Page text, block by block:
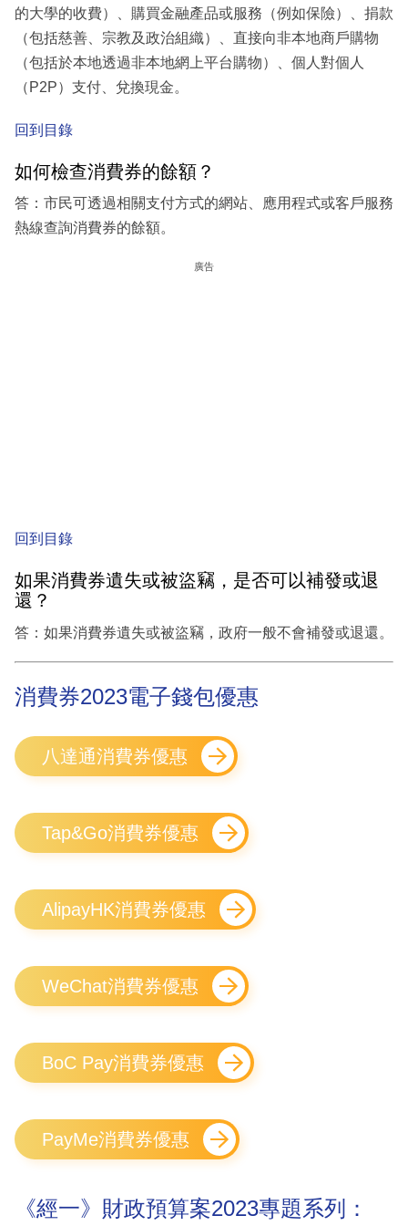
的大學的收費）、購買金融產品或服務（例如保險）、捐款
（包括慈善、宗教及政治組織）、直接向非本地商戶購物
（包括於本地透過非本地網上平台購物）、個人對個人
（P2P）支付、兌換現金。
回到目錄
如何檢查消費券的餘額？
答：市民可透過相關支付方式的網站、應用程式或客戶服務
熱線查詢消費券的餘額。
廣告
回到目錄
如果消費券遺失或被盜竊，是否可以補發或退
還？
答：如果消費券遺失或被盜竊，政府一般不會補發或退還。
消費券2023電子錢包優惠
八達通消費券優惠
Tap&Go消費券優惠
AlipayHK消費券優惠
WeChat消費券優惠
BoC Pay消費券優惠
PayMe消費券優惠
《經一》財政預算案2023專題系列：